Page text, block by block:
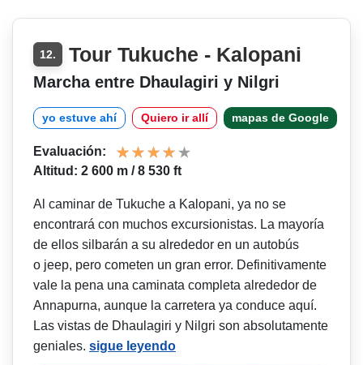
12. Tour Tukuche - Kalopani
Marcha entre Dhaulagiri y Nilgri
yo estuve ahí Quiero ir allí mapas de Google
Evaluación:
Altitud: 2 600 m / 8 530 ft
Al caminar de Tukuche a Kalopani, ya no se
encontrará con muchos excursionistas. La mayoría
de ellos silbarán a su alrededor en un autobús
o jeep, pero cometen un gran error. Definitivamente
vale la pena una caminata completa alrededor de
Annapurna, aunque la carretera ya conduce aquí.
Las vistas de Dhaulagiri y Nilgri son absolutamente
geniales. sigue leyendo